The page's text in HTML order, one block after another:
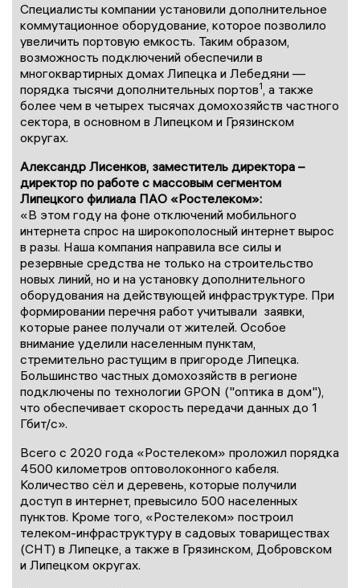
Специалисты компании установили дополнительное
коммутационное оборудование, которое позволило
увеличить портовую емкость. Таким образом,
возможность подключений обеспечили в
многоквартирных домах Липецка и Лебедяни —
порядка тысячи дополнительных портов1, а также
более чем в четырех тысячах домохозяйств частного
сектора, в основном в Липецком и Грязинском
округах.
Александр Лисенков, заместитель директора –
директор по работе с массовым сегментом
Липецкого филиала ПАО «Ростелеком»:
«В этом году на фоне отключений мобильного
интернета спрос на широкополосный интернет вырос
в разы. Наша компания направила все силы и
резервные средства не только на строительство
новых линий, но и на установку дополнительного
оборудования на действующей инфраструктуре. При
формировании перечня работ учитывали заявки,
которые ранее получали от жителей. Особое
внимание уделили населенным пунктам,
стремительно растущим в пригороде Липецка.
Большинство частных домохозяйств в регионе
подключены по технологии GPON ("оптика в дом"),
что обеспечивает скорость передачи данных до 1
Гбит/с».
Всего с 2020 года «Ростелеком» проложил порядка
4500 километров оптоволоконного кабеля.
Количество сёл и деревень, которые получили
доступ в интернет, превысило 500 населенных
пунктов. Кроме того, «Ростелеком» построил
телеком-инфраструктуру в садовых товариществах
(СНТ) в Липецке, а также в Грязинском, Добровском
и Липецком округах.